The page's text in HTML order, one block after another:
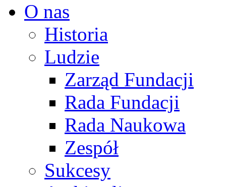
O nas
Historia
Ludzie
Zarząd Fundacji
Rada Fundacji
Rada Naukowa
Zespół
Sukcesy